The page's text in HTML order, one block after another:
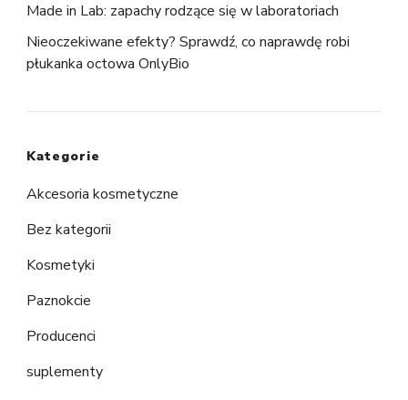
Made in Lab: zapachy rodzące się w laboratoriach
Nieoczekiwane efekty? Sprawdź, co naprawdę robi
płukanka octowa OnlyBio
Kategorie
Akcesoria kosmetyczne
Bez kategorii
Kosmetyki
Paznokcie
Producenci
suplementy